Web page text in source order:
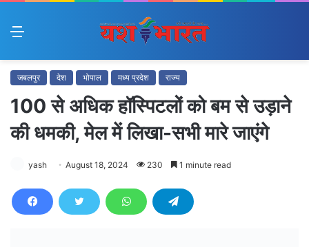
Menu
जबलपुर देश भोपाल मध्य प्रदेश राज्य
100 से अधिक हॉस्पिटलों को बम से उड़ाने
की धमकी, मेल में लिखा-सभी मारे जाएंगे
yash August 18, 2024 230 1 minute read